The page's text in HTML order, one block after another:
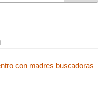
con madres buscadoras